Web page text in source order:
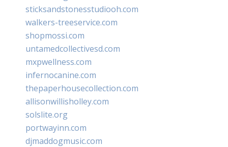
sticksandstonesstudiooh.com
walkers-treeservice.com
shopmossi.com
untamedcollectivesd.com
mxpwellness.com
infernocanine.com
thepaperhousecollection.com
allisonwillisholley.com
solslite.org
portwayinn.com
djmaddogmusic.com